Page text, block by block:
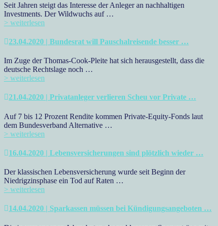
Seit Jahren steigt das Interesse der Anleger an nachhaltigen
Investments. Der Wildwuchs auf …
> weiterlesen
23.04.2020 | Bundesrat will Pauschalreisende besser …
Im Zuge der Thomas-Cook-Pleite hat sich herausgestellt, dass die
deutsche Rechtslage noch …
> weiterlesen
21.04.2020 | Privatanleger verlieren Scheu vor Private …
Auf 7 bis 12 Prozent Rendite kommen Private-Equity-Fonds laut
dem Bundesverband Alternative …
> weiterlesen
16.04.2020 | Lebensversicherungen sind plötzlich wieder …
Der klassischen Lebensversicherung wurde seit Beginn der
Niedrigzinsphase ein Tod auf Raten …
> weiterlesen
14.04.2020 | Sparkassen müssen bei Kündigungsangeboten …